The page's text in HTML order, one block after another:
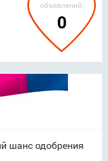
объявлений:
0
шанс одобрения